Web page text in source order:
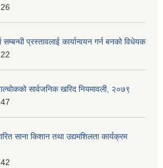
प्रस्तावलाई कार्यान्वयन गर्न बनको विधेयक
सार्वजनिक खरिद नियमावली, २०७९
साना किशान तथा उद्यमशिलता कार्यक्रम